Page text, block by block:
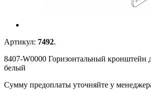
Артикул: 7492.
8407-W0000 Горизонтальный кронштейн
белый
Сумму предоплаты уточняйте у